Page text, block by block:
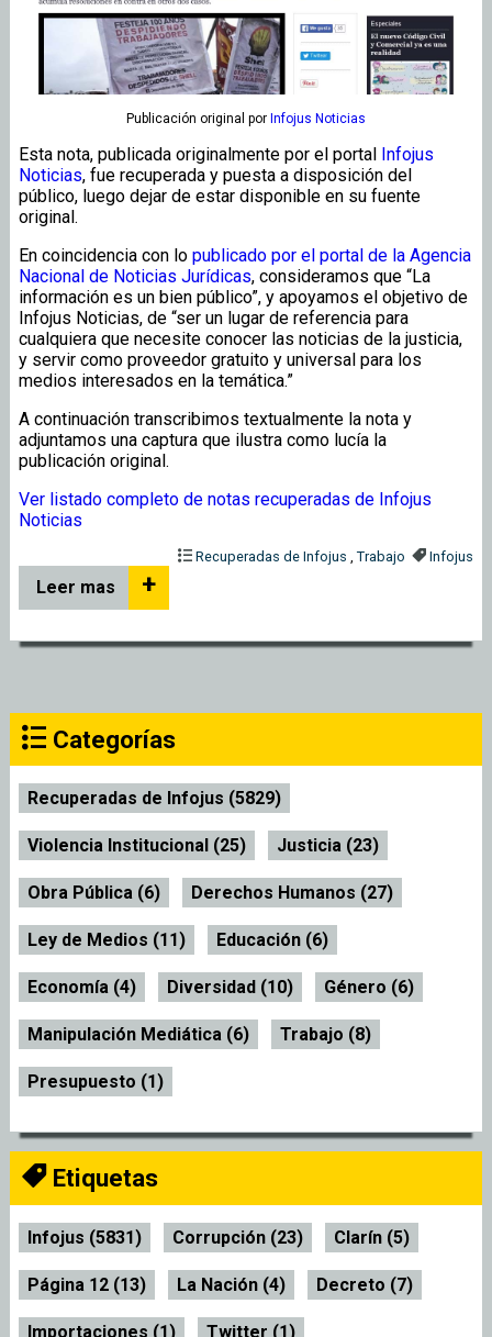
Publicación original por Infojus Noticias
Esta nota, publicada originalmente por el portal Infojus
Noticias, fue recuperada y puesta a disposición del
público, luego dejar de estar disponible en su fuente
original.
En coincidencia con lo publicado por el portal de la Agencia
Nacional de Noticias Jurídicas, consideramos que “La
información es un bien público”, y apoyamos el objetivo de
Infojus Noticias, de “ser un lugar de referencia para
cualquiera que necesite conocer las noticias de la justicia,
y servir como proveedor gratuito y universal para los
medios interesados en la temática.”
A continuación transcribimos textualmente la nota y
adjuntamos una captura que ilustra como lucía la
publicación original.
Ver listado completo de notas recuperadas de Infojus
Noticias
Infojus
Recuperadas de Infojus Trabajo
Leer mas +
Categorías
Recuperadas de Infojus (5829)
Violencia Institucional (25) Justicia (23)
Obra Pública (6) Derechos Humanos (27)
Ley de Medios (11) Educación (6)
Economía (4) Diversidad (10) Género (6)
Manipulación Mediática (6) Trabajo (8)
Presupuesto (1)
Etiquetas
Infojus (5831) Corrupción (23) Clarín (5)
Página 12 (13) La Nación (4) Decreto (7)
Importaciones (1) Twitter (1)